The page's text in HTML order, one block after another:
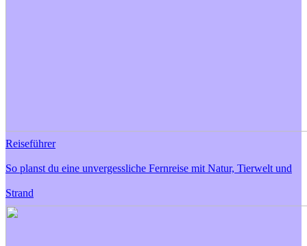
Reiseführer
So planst du eine unvergessliche Fernreise mit Natur, Tierwelt und
Strand